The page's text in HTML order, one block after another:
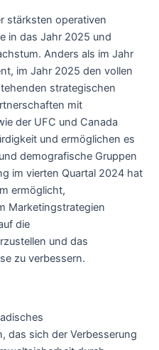
stärksten operativen
in das Jahr 2025 und
Anders als im Jahr
im Jahr 2025 den vollen
strategischen
mit
der UFC und Canada
und ermöglichen es
demografische Gruppen
im vierten Quartal 2024 hat
ermöglicht,
Marketingstrategien
die
und das
zu verbessern.
das sich der Verbesserung